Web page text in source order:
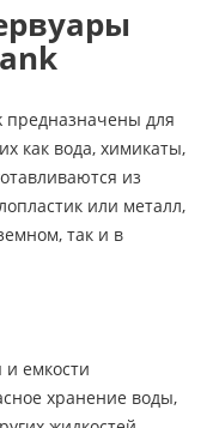
предназначены для
как вода, химикаты,
из
или металл,
так и в
емкости
хранение воды,